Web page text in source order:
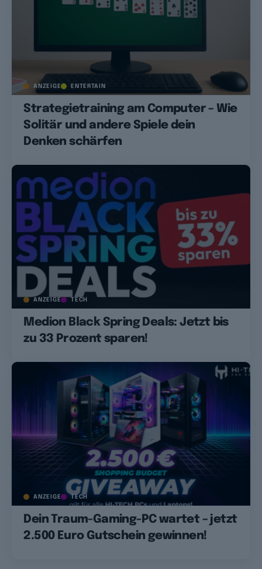
ANZEIGE ENTERTAIN
Strategietraining am Computer – Wie
Solitär und andere Spiele dein
Denken schärfen
ANZEIGE TECH
Medion Black Spring Deals: Jetzt bis
zu 33 Prozent sparen!
ANZEIGE TECH
Dein Traum-Gaming-PC wartet – jetzt
2.500 Euro Gutschein gewinnen!